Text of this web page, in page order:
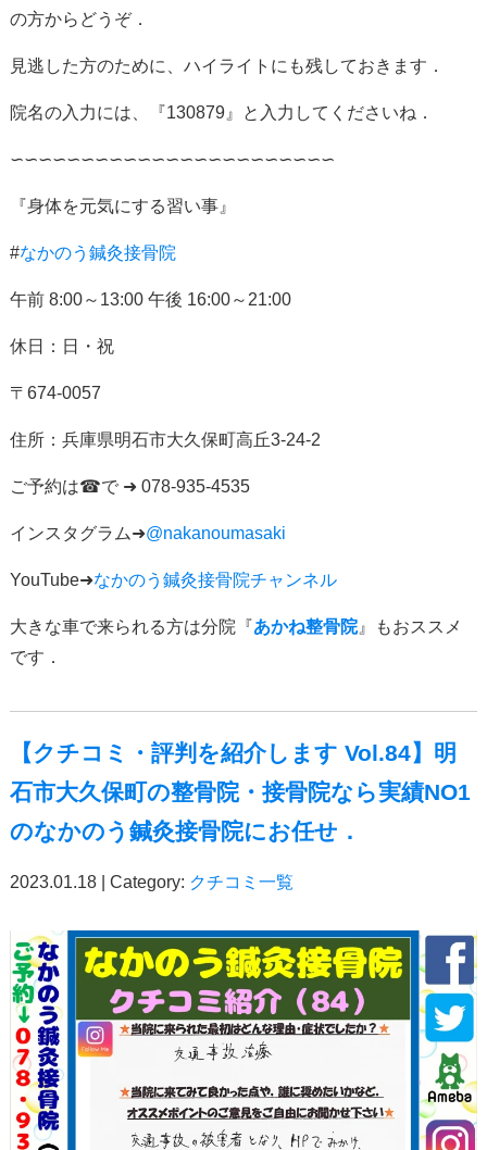
の方からどうぞ．
見逃した方のために、ハイライトにも残しておきます．
院名の入力には、『130879』と入力してくださいね．
∽∽∽∽∽∽∽∽∽∽∽∽∽∽∽∽∽∽∽∽∽∽∽
『身体を元気にする習い事』
#なかのう鍼灸接骨院
午前8:00～ 13:00 午後 16:00～ 21:00
休日：日・祝
〒 674-0057
住所： 兵庫県明石市大久保町高丘3-24-2
ご予約は☎で➜ 078-935-4535
インスタグラム➜@nakanoumasaki
YouTube➜なかのう鍼灸接骨院チャンネル
大きな車で来られる方は分院『あかね整骨院』もおススメ
です．
【クチコミ・評判を紹介します Vol.84】明
石市大久保町の整骨院・接骨院なら実績NO1
のなかのう鍼灸接骨院にお任せ．
2023.01.18 | Category: クチコミ一覧